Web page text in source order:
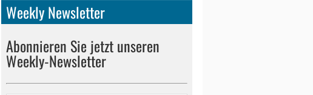
Weekly Newsletter
Abonnieren Sie jetzt unseren
Weekly-Newsletter